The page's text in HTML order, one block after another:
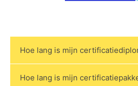
Hoe lang is mijn
Hoe lang is mijn